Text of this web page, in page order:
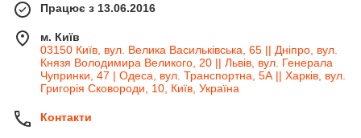
Працює з 13.06.2016
м. Київ
03150 Київ, вул. Велика Васильківська, 65 || Дніпро, вул.
Князя Володимира Великого, 20 || Львів, вул. Генерала
Чупринки, 47 | Одеса, вул. Транспортна, 5А || Харків, вул.
Григорія Сковороди, 10, Київ, Україна
Контакти